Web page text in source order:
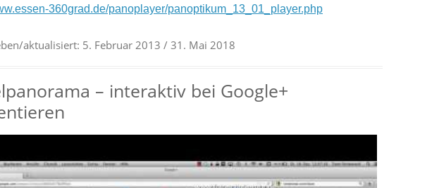
360grad.de/panoplayer/panoptikum_13_01_player.php
aktualisiert: 5. Februar 2013 / 31. Mai 2018
– interaktiv bei Google+